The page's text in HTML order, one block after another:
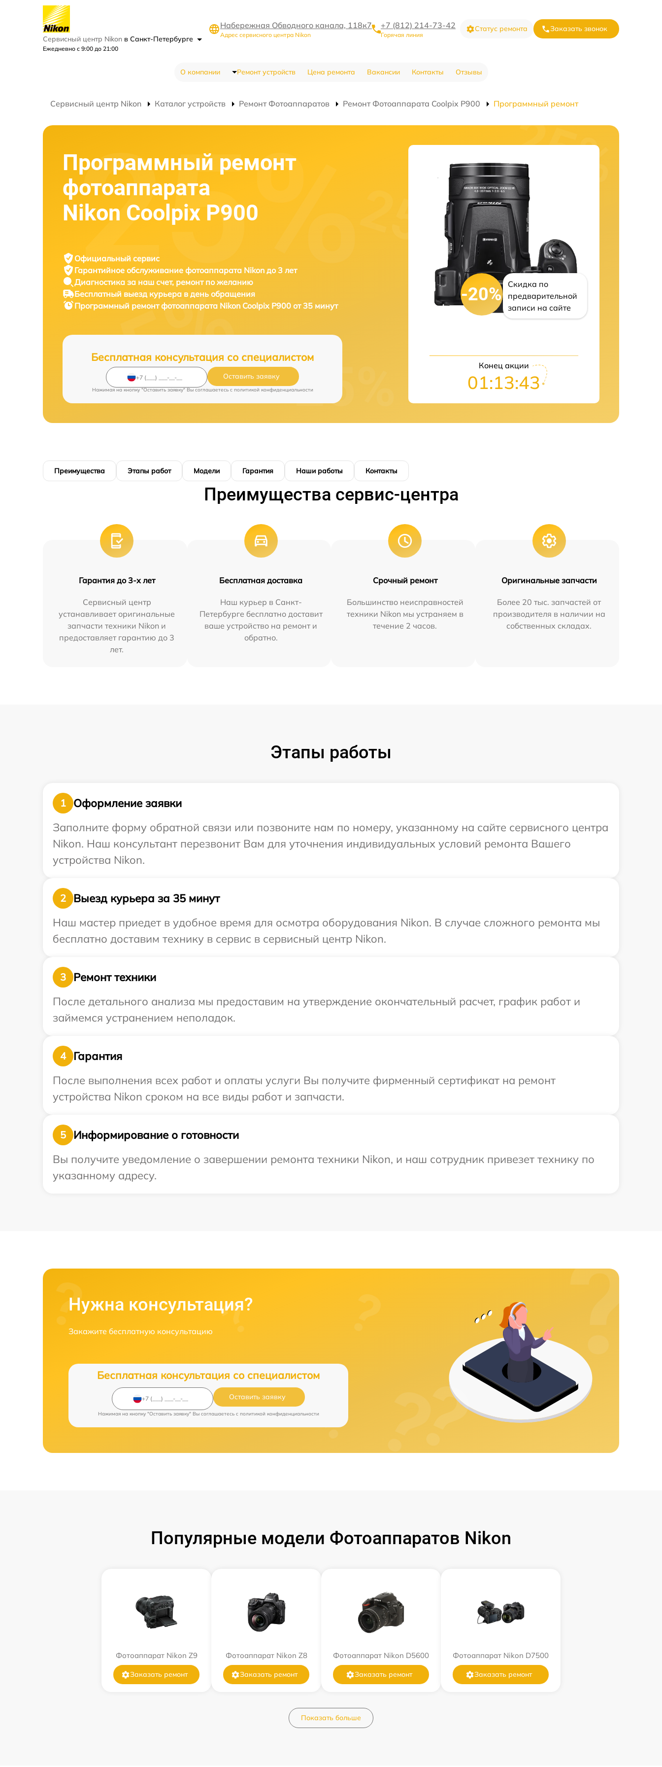
Сервисный центр Nikon в Санкт-Петербурге
Ежедневно с 9:00 до 21:00
Набережная Обводного канала, 118к7
Адрес сервисного центра Nikon
+7 (812) 214-73-42
Горячая линия
Статус ремонта Заказать звонок
О компании Ремонт устройств Цена ремонта Вакансии Контакты Отзывы
Сервисный центр Nikon Каталог устройств Ремонт Фотоаппаратов Ремонт Фотоаппарата Coolpix P900 Программный ремонт
Программный ремонт
фотоаппарата
Nikon Coolpix P900
Официальный сервис
Гарантийное обслуживание фотоаппарата Nikon до 3 лет
Диагностика за наш счет, ремонт по желанию
Бесплатный выезд курьера в день обращения
Программный ремонт фотоаппарата Nikon Coolpix P900 от 35 минут
Бесплатная консультация со специалистом
Оставить заявку
Нажимая на кнопку "Оставить заявку" Вы соглашаетесь c политикой конфиденциальности
-20%
Скидка по
предварительной
записи на сайте
Конец акции
01:13:42
Преимущества Этапы работ Модели Гарантия Наши работы Контакты
Преимущества сервис-центра
Гарантия до 3-х лет
Сервисный центр
устанавливает оригинальные
запчасти техники Nikon и
предоставляет гарантию до 3
лет.
Бесплатная доставка
Наш курьер в Санкт-
Петербурге бесплатно доставит
ваше устройство на ремонт и
обратно.
Срочный ремонт
Большинство неисправностей
техники Nikon мы устраняем в
течение 2 часов.
Оригинальные запчасти
Более 20 тыс. запчастей от
производителя в наличии на
собственных складах.
Этапы работы
1
Оформление заявки
Заполните форму обратной связи или позвоните нам по номеру, указанному на сайте сервисного центра
Nikon. Наш консультант перезвонит Вам для уточнения индивидуальных условий ремонта Вашего
устройства Nikon.
2
Выезд курьера за 35 минут
Наш мастер приедет в удобное время для осмотра оборудования Nikon. В случае сложного ремонта мы
бесплатно доставим технику в сервис в сервисный центр Nikon.
3
Ремонт техники
После детального анализа мы предоставим на утверждение окончательный расчет, график работ и
займемся устранением неполадок.
4
Гарантия
После выполнения всех работ и оплаты услуги Вы получите фирменный сертификат на ремонт
устройства Nikon сроком на все виды работ и запчасти.
5
Информирование о готовности
Вы получите уведомление о завершении ремонта техники Nikon, и наш сотрудник привезет технику по
указанному адресу.
Нужна консультация?
Закажите бесплатную консультацию
Бесплатная консультация со специалистом
Оставить заявку
Нажимая на кнопку "Оставить заявку" Вы соглашаетесь c политикой конфиденциальности
Популярные модели Фотоаппаратов Nikon
Фотоаппарат Nikon Z9
Заказать ремонт
Фотоаппарат Nikon Z8
Заказать ремонт
Фотоаппарат Nikon D5600
Заказать ремонт
Фотоаппарат Nikon D7500
Заказать ремонт
Показать больше